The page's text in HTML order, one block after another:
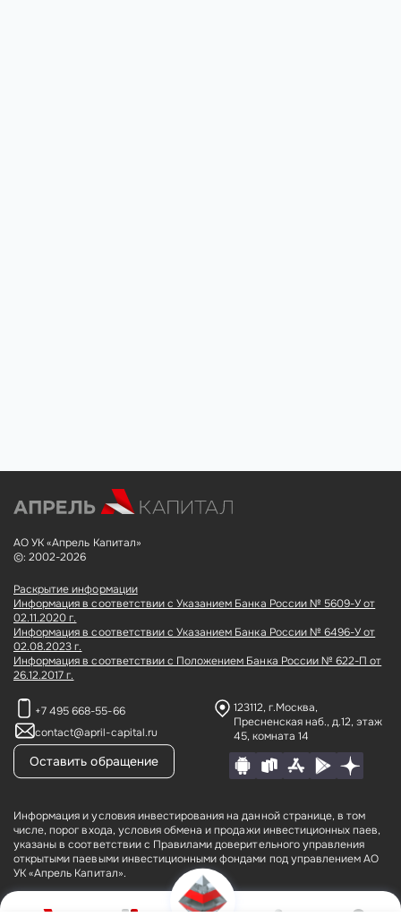
АО УК «Апрель Капитал»
©: 2002-2026
Раскрытие информации
Информация в соответствии с Указанием Банка России № 5609-У от
02.11.2020 г.
Информация в соответствии с Указанием Банка России № 6496-У от
02.08.2023 г.
Информация в соответствии с Положением Банка России № 622-П от
26.12.2017 г.
+7 495 668-55-66
contact@april-capital.ru
Оставить обращение
123112, г.Москва,
Пресненская наб., д.12, этаж
45, комната 14
Информация и условия инвестирования на данной странице, в том
числе, порог входа, условия обмена и продажи инвестиционных паев,
указаны в соответствии с Правилами доверительного управления
открытыми паевыми инвестиционными фондами под управлением АО
УК «Апрель Капитал».
АО УК «Апрель Капитал» (лицензия № 21–000–1-00075 от 09 августа